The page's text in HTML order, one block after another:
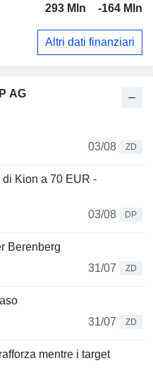
AG
03/08
ZD
Kion a 70 EUR -
03/08
DP
Berenberg
31/07
ZD
31/07
ZD
mentre i target
293 Mln -164 Mln
Altri dati finanziari